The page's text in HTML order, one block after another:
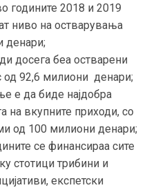
годините 2018 и 2019
ниво на остварувања
денари;
досега беа остварени
од 92,6 милиони денари;
е да биде најдобра
на вкупните приходи, со
од 100 милиони денари;
се финансираа сите
стотици трибини и
експетски